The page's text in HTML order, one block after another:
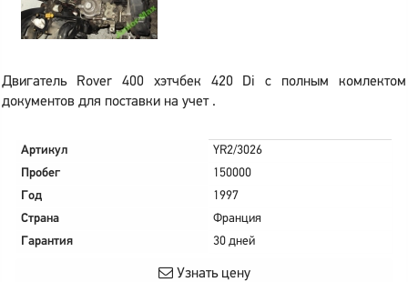
Двигатель Rover 400 хэтчбек 420 Di с полным комлектом
документов для поставки на учет .
Артикул
YR2/3026
Пробег
150000
Год
1997
Страна
Франция
Гарантия
30 дней
Узнать цену